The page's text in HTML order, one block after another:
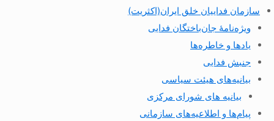
سازمان فداییان خلق ایران(اکثریت)
ویژه‌نامهٔ جان‌باختگان فدایی
یادها و خاطره‌ها
جنبش فدایی
بیانیه‌های هیئت سیاسی
بیانیه های شورای مرکزی
پیام‌ها و اطلاعیه‌های سازمانی